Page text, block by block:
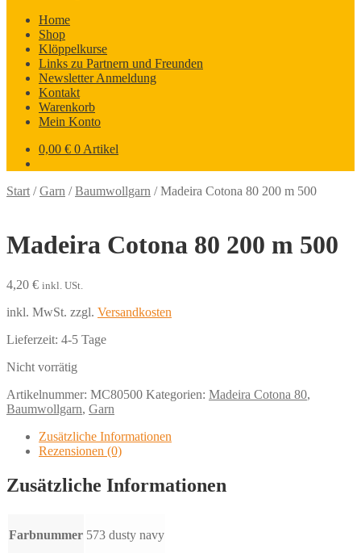
Home
Shop
Klöppelkurse
Links zu Partnern und Freunden
Newsletter Anmeldung
Kontakt
Warenkorb
Mein Konto
0,00 € 0 Artikel
Start /Garn /Baumwollgarn /Madeira Cotona 80 200 m 500
Madeira Cotona 80 200 m 500
4,20 € inkl. USt.
inkl. MwSt. zzgl. Versandkosten
Lieferzeit: 4-5 Tage
Nicht vorrätig
Artikelnummer: MC80500 Kategorien: Madeira Cotona 80,
Baumwollgarn, Garn
Zusätzliche Informationen
Rezensionen (0)
Zusätzliche Informationen
Farbnummer 573 dusty navy